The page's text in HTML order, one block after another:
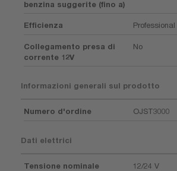
benzina suggerite (fino a)
Efficienza Professional
Collegamento presa di
corrente 12V
No
Informazioni generali sul prodotto
Numero d'ordine OJST3000
Dati elettrici
Tensione nominale 12/24 V